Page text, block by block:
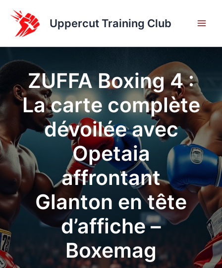
contenu
Uppercut Training Club
ZUFFA Boxing 4 :
La carte complète
dévoilée avec
Opetaia
affrontant
Glanton en tête
d’affiche –
Boxemag